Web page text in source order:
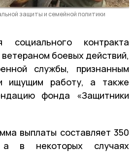
защиты и семейной политики
социального контракта
боевых действий,
службы, признанным
ищущим работу, а также
фонда «Защитники
выплаты составляет 350
в некоторых случаях